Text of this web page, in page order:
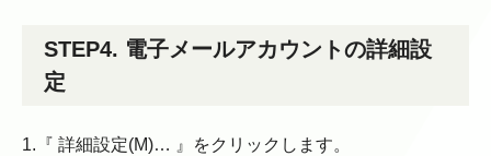
STEP4. 電子メールアカウントの詳細設
定
1.『 詳細設定(M)… 』をクリックします。